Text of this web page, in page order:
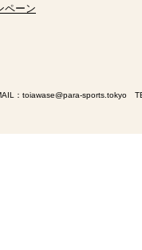
ペーン
： toiawase@para-sports.tokyo